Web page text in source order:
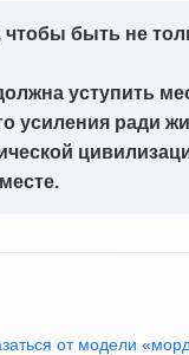
чтобы быть не
уступить
усиления ради
от модели